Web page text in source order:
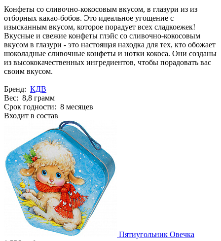
Конфеты со сливочно-кокосовым вкусом, в глазури из из
отборных какао-бобов. Это идеальное угощение с
изысканным вкусом, которое порадует всех сладкоежек!
Вкусные и свежие конфеты глэйс со сливочно-кокосовым
вкусом в глазури - это настоящая находка для тех, кто обожает
шоколадные сливочные конфеты и нотки кокоса. Они созданы
из высококачественных ингредиентов, чтобы порадовать вас
своим вкусом.
Бренд: КДВ
Вес: 8,8 грамм
Срок годности: 8 месяцев
Входит в состав
Пятиугольник Овечка